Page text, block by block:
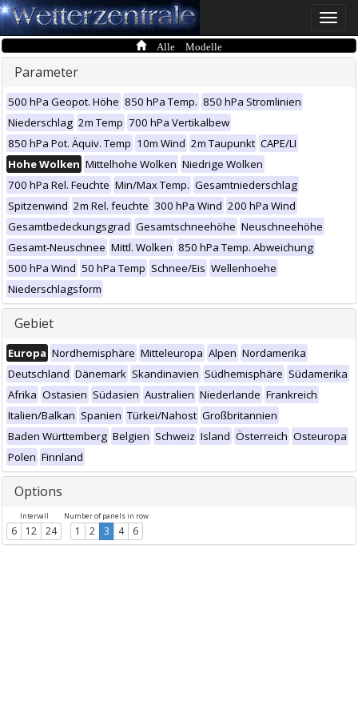
Toggle
Alle Modelle
Parameter
500 hPa Geopot. Höhe 850 hPa Temp. 850 hPa Stromlinien
Niederschlag 2m Temp 700 hPa Vertikalbew
850 hPa Pot. Äquiv. Temp 10m Wind 2m Taupunkt CAPE/LI
Hohe Wolken Mittelhohe Wolken Niedrige Wolken
700 hPa Rel. Feuchte Min/Max Temp. Gesamtniederschlag
Spitzenwind 2m Rel. feuchte 300 hPa Wind 200 hPa Wind
Gesamtbedeckungsgrad Gesamtschneehöhe Neuschneehöhe
Gesamt-Neuschnee Mittl. Wolken 850 hPa Temp. Abweichung
500 hPa Wind 50 hPa Temp Schnee/Eis Wellenhoehe
Niederschlagsform
Gebiet
Europa Nordhemisphäre Mitteleuropa Alpen Nordamerika
Deutschland Dänemark Skandinavien Südhemisphäre Südamerika
Afrika Ostasien Südasien Australien Niederlande Frankreich
Italien/Balkan Spanien Türkei/Nahost Großbritannien
Baden Württemberg Belgien Schweiz Island Österreich Osteuropa
Polen Finnland
Options
Intervall
6 12 24
Number of panels in row
1 2 3 4 6